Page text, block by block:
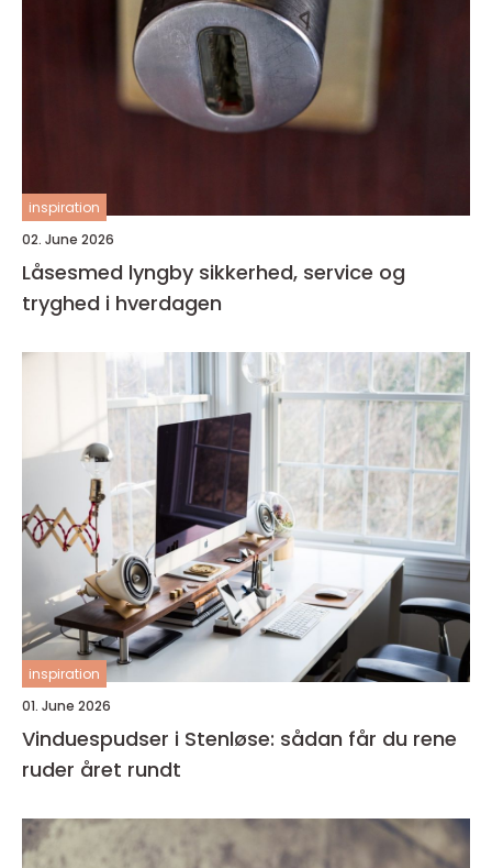
inspiration
02. June 2026
Låsesmed lyngby sikkerhed, service og
tryghed i hverdagen
inspiration
01. June 2026
Vinduespudser i Stenløse: sådan får du rene
ruder året rundt